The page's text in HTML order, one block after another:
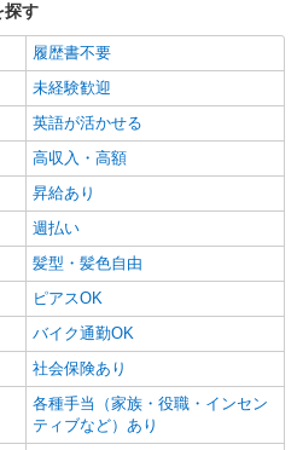
探す
履歴書不要
未経験歓迎
英語が活かせる
高収入・高額
昇給あり
週払い
髪型・髪色自由
ピアスOK
バイク通勤OK
社会保険あり
各種手当（家族・役職・インセン
ティブなど）あり